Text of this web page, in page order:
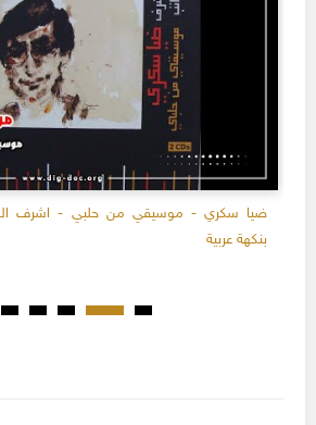
ضيا سكري - موسيقي من حلبي - اشرف
بنكهة عربية